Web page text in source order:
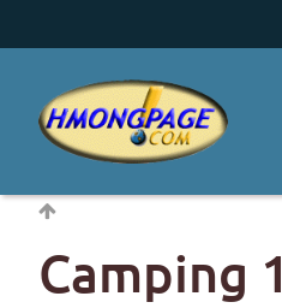
Camping 1